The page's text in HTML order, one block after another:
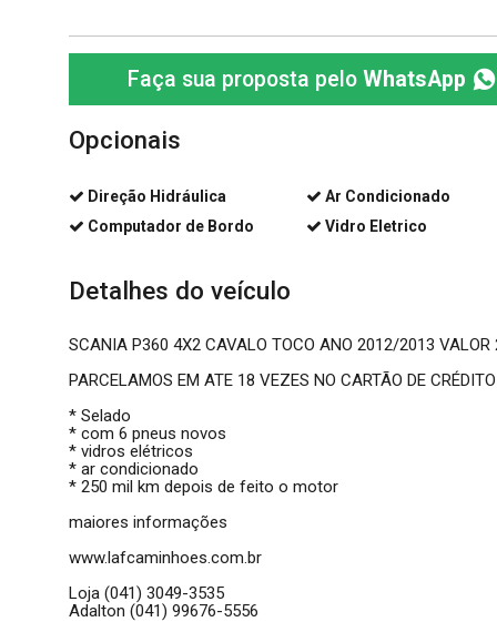
Faça sua proposta pelo WhatsApp
Opcionais
Direção Hidráulica
Ar Condicionado
Computador de Bordo
Vidro Eletrico
Detalhes do veículo
SCANIA P360 4X2 CAVALO TOCO ANO 2012/2013 VALOR
PARCELAMOS EM ATE 18 VEZES NO CARTÃO DE
* Selado
* com 6 pneus novos
* vidros elétricos
* ar condicionado
* 250 mil km depois de feito o motor
maiores informações
www.lafcaminhoes.com.br
Loja (041) 3049-3535
Adalton (041) 99676-5556